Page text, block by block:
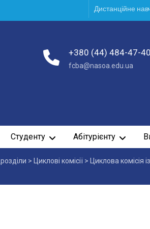
Дистанційне
+380 (44) 484-47-40
fcba@nasoa.edu.ua
Студенту Абітурієнту
> Циклові комісії > Циклова комісія